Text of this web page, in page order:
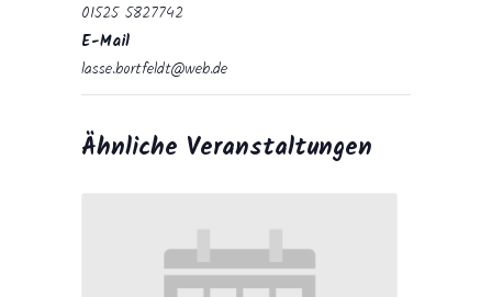
01525 5827742
E-Mail
lasse.bortfeldt@web.de
Ähnliche Veranstaltungen